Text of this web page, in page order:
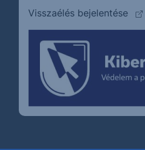
Visszaélés bejelentése